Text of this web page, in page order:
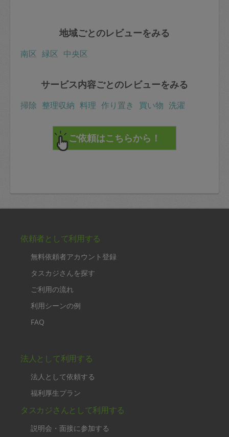
地域ごとのレビューをみる
南区 緑区 中央区
サービス内容ごとのレビューをみる
掃除 整理収納 料理 作り置き 買い物 洗濯
依頼者として利用する
無料依頼者アカウント登録
タスカジさんを探す
ご利用の流れ
利用シーンの例
FAQ
法人として利用する
法人として依頼する
福利厚生プラン
タスカジさんとして利用する
説明会・面接に参加する